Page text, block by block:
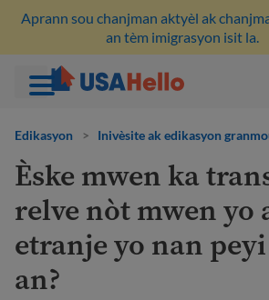
nan
kontni
Aprann sou chanjman aktyèl ak
an tèm imigrasyon isit la.
Edikasyon > Inivèsite ak edikasyon
Èske mwen ka
relve nòt mwen yo
etranje yo nan
an?